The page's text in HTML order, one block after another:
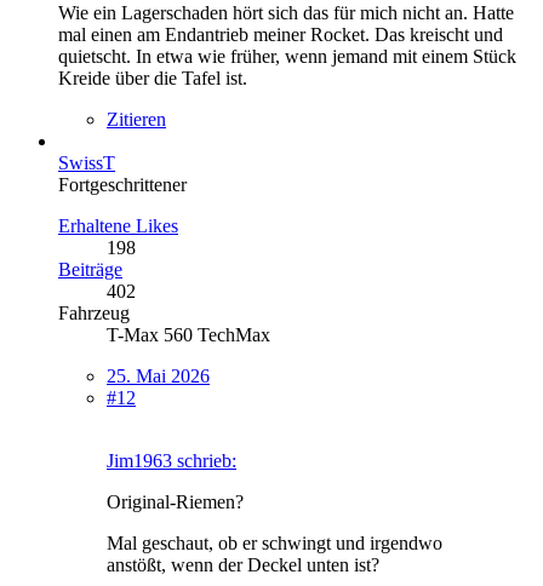
Wie ein Lagerschaden hört sich das für mich nicht an. Hatte
mal einen am Endantrieb meiner Rocket. Das kreischt und
quietscht. In etwa wie früher, wenn jemand mit einem Stück
Kreide über die Tafel ist.
Zitieren
SwissT
Fortgeschrittener
Erhaltene Likes
198
Beiträge
402
Fahrzeug
T-Max 560 TechMax
25. Mai 2026
#12
Jim1963 schrieb:
Original-Riemen?
Mal geschaut, ob er schwingt und irgendwo
anstößt, wenn der Deckel unten ist?